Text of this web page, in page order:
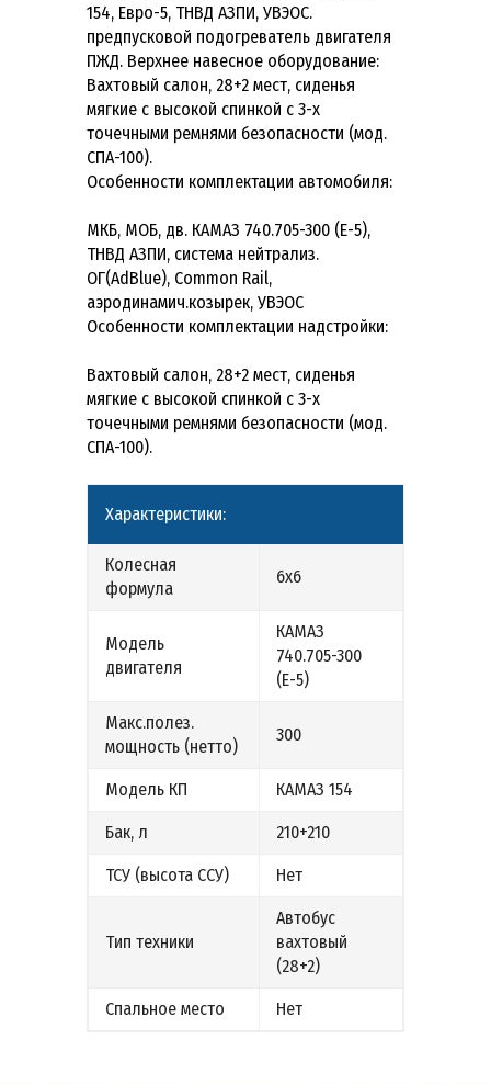
154, Евро-5, ТНВД АЗПИ, УВЭОС.
предпусковой подогреватель двигателя
ПЖД. Верхнее навесное оборудование:
Вахтовый салон, 28+2 мест, cиденья
мягкие с высокой спинкой с 3-х
точечными ремнями безопасности (мод.
СПА-100).
Особенности комплектации автомобиля:
МКБ, МОБ, дв. КАМАЗ 740.705-300 (Е-5),
ТНВД АЗПИ, система нейтрализ.
ОГ(AdBlue), Common Rail,
аэродинамич.козырек, УВЭОС
Особенности комплектации надстройки:
Вахтовый салон, 28+2 мест, cиденья
мягкие с высокой спинкой с 3-х
точечными ремнями безопасности (мод.
СПА-100).
Характеристики:
Колесная
формула
6х6
Модель
двигателя
КАМАЗ
740.705-300
(Е-5)
Макс.полез.
мощность (нетто)
300
Модель КП КАМАЗ 154
Бак, л 210+210
ТСУ (высота ССУ) Нет
Тип техники
Автобус
вахтовый
(28+2)
Спальное место Нет